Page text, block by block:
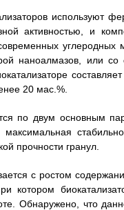
используют
активностью, и
углеродных
наноалмазов, или со
20 мас.%.
по двум основным
прочности гранул.
с ростом
котором
Обнаружено, что